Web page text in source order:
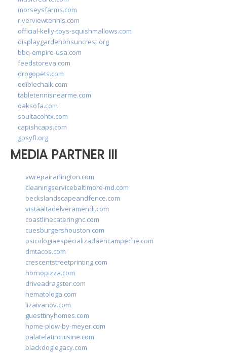
morseysfarms.com
riverviewtennis.com
official-kelly-toys-squishmallows.com
displaygardenonsuncrest.org
bbq-empire-usa.com
feedstoreva.com
drogopets.com
ediblechalk.com
tabletennisnearme.com
oaksofa.com
soultacohtx.com
capishcaps.com
gpsyfl.org
MEDIA PARTNER III
vwrepairarlington.com
cleaningservicebaltimore-md.com
beckslandscapeandfence.com
vistaaltadelveramendi.com
coastlinecateringnc.com
cuesburgershouston.com
psicologiaespecializadaencampeche.com
dmtacos.com
crescentstreetprinting.com
hornopizza.com
driveadragster.com
hematologa.com
lizaivanov.com
guesttinyhomes.com
home-plow-by-meyer.com
palatelatincuisine.com
blackdoglegacy.com